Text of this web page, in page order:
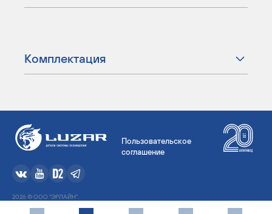
Комплектация
Пользовательское
соглашение
2026 © ООО "ЭРЛАЙН".